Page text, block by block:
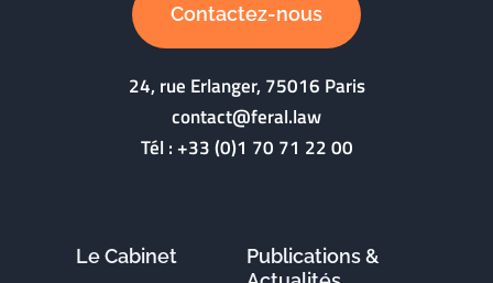
Contactez-nous
24, rue Erlanger, 75016 Paris
contact@feral.law
Tél :+33 (0)1 70 71 22 00
Le Cabinet
Publications &